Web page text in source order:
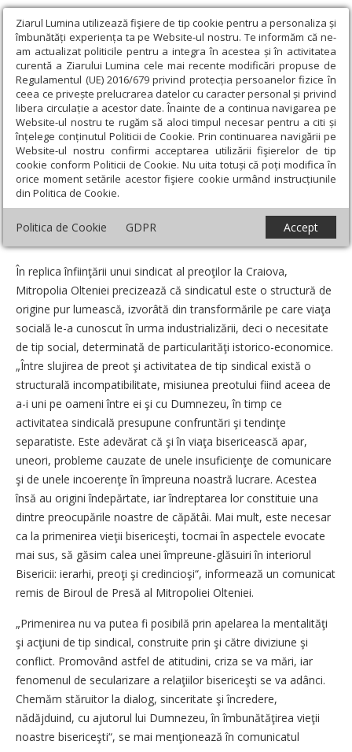
Ziarul Lumina utilizează fişiere de tip cookie pentru a personaliza și
îmbunătăți experiența ta pe Website-ul nostru. Te informăm că ne-
am actualizat politicile pentru a integra în acestea și în activitatea
curentă a Ziarului Lumina cele mai recente modificări propuse de
Regulamentul (UE) 2016/679 privind protecția persoanelor fizice în
ceea ce privește prelucrarea datelor cu caracter personal și privind
libera circulație a acestor date. Înainte de a continua navigarea pe
Website-ul nostru te rugăm să aloci timpul necesar pentru a citi și
înțelege conținutul Politicii de Cookie. Prin continuarea navigării pe
Website-ul nostru confirmi acceptarea utilizării fişierelor de tip
cookie conform Politicii de Cookie. Nu uita totuși că poți modifica în
orice moment setările acestor fişiere cookie urmând instrucțiunile
din Politica de Cookie.
Politica de Cookie GDPR Accept
Ziarul Lumina › Actualitate religioasă › Știri › Precizări privind
constituirea unui sindicat al preoţilor
Precizări privind constituirea unui sindicat
al preoţilor
Data: 27 Mai 2008
În replica înfiinţării unui sindicat al preoţilor la Craiova,
Mitropolia Olteniei precizează că sindicatul este o structură de
origine pur lumească, izvorâtă din transformările pe care viaţa
socială le-a cunoscut în urma industrializării, deci o necesitate
de tip social, determinată de particularităţi istorico-economice.
„Între slujirea de preot şi activitatea de tip sindical există o
structurală incompatibilitate, misiunea preotului fiind aceea de
a-i uni pe oameni între ei şi cu Dumnezeu, în timp ce
activitatea sindicală presupune confruntări şi tendinţe
separatiste. Este adevărat că şi în viaţa bisericească apar,
uneori, probleme cauzate de unele insuficienţe de comunicare
şi de unele incoerenţe în împreuna noastră lucrare. Acestea
însă au origini îndepărtate, iar îndreptarea lor constituie una
dintre preocupările noastre de căpătâi. Mai mult, este necesar
ca la primenirea vieţii bisericeşti, tocmai în aspectele evocate
mai sus, să găsim calea unei împreune-glăsuiri în interiorul
Bisericii: ierarhi, preoţi şi credincioşi“, informează un comunicat
remis de Biroul de Presă al Mitropoliei Olteniei.
„Primenirea nu va putea fi posibilă prin apelarea la mentalităţi
şi acţiuni de tip sindical, construite prin şi către diviziune şi
conflict. Promovând astfel de atitudini, criza se va mări, iar
fenomenul de secularizare a relaţiilor bisericeşti se va adânci.
Chemăm stăruitor la dialog, sinceritate şi încredere,
nădăjduind, cu ajutorul lui Dumnezeu, în îmbunătăţirea vieţii
noastre bisericeşti“, se mai menţionează în comunicatul